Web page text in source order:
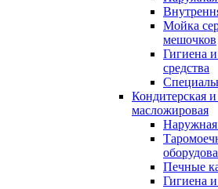
Мойка
мешочков
Гигиена
средства
Кондитерская
масложировая
Печные
Гигиена